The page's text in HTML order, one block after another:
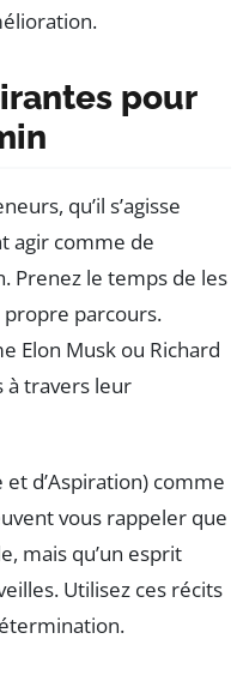
pour
qu’il s’agisse
agir comme de
Prenez le temps de les
parcours.
Elon Musk ou Richard
à travers leur
et d’Aspiration) comme
vous rappeler que
mais qu’un esprit
Utilisez ces récits